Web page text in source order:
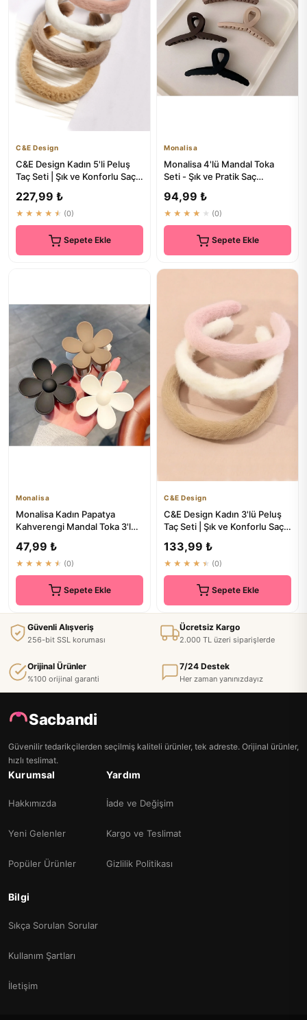
C&E Design
C&E Design Kadın 5'li Peluş
Taç Seti | Şık ve Konforlu Saç
227,99 ₺
★★★★★ (0)
Sepete Ekle
Monalisa
Monalisa 4'lü Mandal Toka
Seti - Şık ve Pratik Saç
94,99 ₺
★★★★★ (0)
Sepete Ekle
Monalisa
Monalisa Kadın Papatya
Kahverengi Mandal Toka 3'lü
47,99 ₺
★★★★★ (0)
Sepete Ekle
C&E Design
C&E Design Kadın 3'lü Peluş
Taç Seti | Şık ve Konforlu Saç
133,99 ₺
★★★★★ (0)
Sepete Ekle
Güvenli Alışveriş
256-bit SSL koruması
Ücretsiz Kargo
2.000 TL üzeri siparişlerde
Orijinal Ürünler
%100 orijinal garanti
7/24 Destek
Her zaman yanınızdayız
Sacbandi
Güvenilir tedarikçilerden seçilmiş kaliteli ürünler, tek adreste. Orijinal ürünler,
hızlı teslimat.
Kurumsal
Hakkımızda
Yeni Gelenler
Popüler Ürünler
Yardım
İade ve Değişim
Kargo ve Teslimat
Gizlilik Politikası
Bilgi
Sıkça Sorulan Sorular
Kullanım Şartları
İletişim